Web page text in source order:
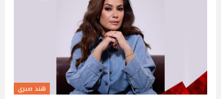
هند صبري